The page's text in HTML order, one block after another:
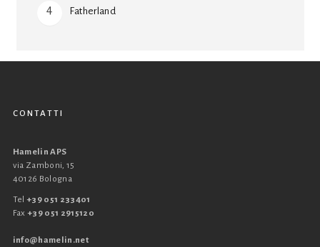
Fatherland
CONTATTI
Hamelin APS
via Zamboni, 15
40126 Bologna
Tel +39 051 233401
Fax +39 051 2915120
info@hamelin.net